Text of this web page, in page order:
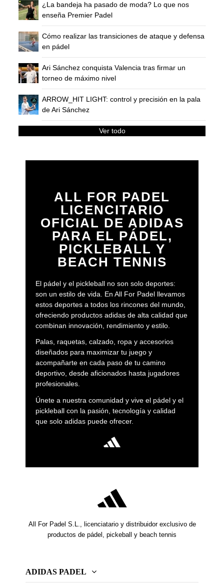
¿La bandeja ha pasado de moda? Lo que nos
enseña Premier Padel
Cómo realizar las transiciones de ataque y defensa
en pádel
Ari Sánchez conquista Valencia tras firmar un
torneo de máximo nivel
ARROW_HIT LIGHT: control y precisión en la pala
de Ari Sánchez
Ver todo
ALL FOR PADEL
LICENCITARIO
OFICIAL DE ADIDAS
PARA EL PÁDEL,
PICKLEBALL Y
BEACH TENNIS
El pádel y el pickleball no son solo deportes:
son un estilo de vida. En All For Padel llevamos
estos deportes a todos los rincones del mundo,
ofreciendo productos adidas de alta calidad que
combinan innovación, rendimiento y estilo.
Palas, raquetas, calzado, ropa y accesorios
diseñados para maximizar tu juego y
acompañarte en cada paso de tu camino
deportivo, desde aficionados hasta jugadores
profesionales.
Únete a nuestra comunidad y vive el pádel y el
pickleball con la pasión, tecnología y calidad
que solo adidas puede ofrecer.
All For Padel S.L., licenciatario y distribuidor exclusivo de
productos de pádel, pickeball y beach tennis
ADIDAS PADEL